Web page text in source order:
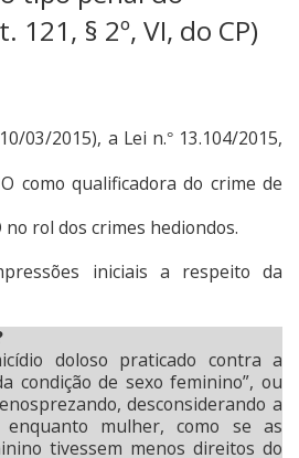
§ 2º, VI, do CP)
03/2015), a Lei n.°13.104/2015,
como qualificadora do crime de
no rol dos crimes hediondos.
iniciais a respeito da
doloso praticado contra a
condição de sexo feminino”, ou
desconsiderando a
mulher, como se as
tivessem menos direitos do